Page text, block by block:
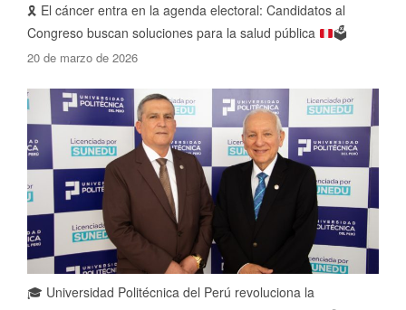
🎗️ El cáncer entra en la agenda electoral: Candidatos al
Congreso buscan soluciones para la salud pública
🗳️
20 de marzo de 2026
🎓 Universidad Politécnica del Perú revoluciona la